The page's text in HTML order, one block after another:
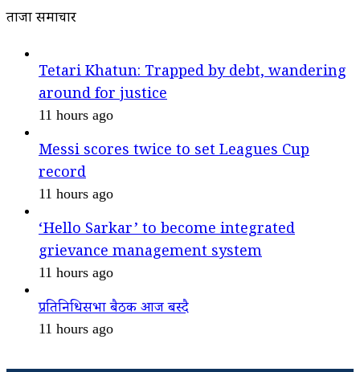
ताजा समाचार
Tetari Khatun: Trapped by debt, wandering
around for justice
11 hours ago
Messi scores twice to set Leagues Cup
record
11 hours ago
‘Hello Sarkar’ to become integrated
grievance management system
11 hours ago
प्रतिनिधिसभा बैठक आज बस्दै
11 hours ago